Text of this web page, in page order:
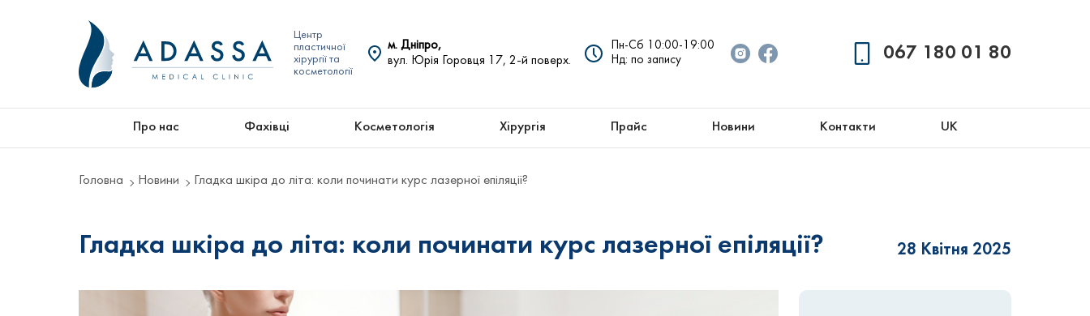
Центр
пластичної
хірургії та
косметології
м. Дніпро,
вул. Юрія Горовця 17, 2-й поверх.
Пн-Сб 10:00-19:00
Нд: по запису
067 180 01 80
Про нас Фахівці Косметологія Хірургія Прайс Новини Контакти UK
Головна Новини Гладка шкіра до літа: коли починати курс лазерної епіляції?
Гладка шкіра до літа: коли починати курс лазерної епіляції? 28 Квітня 2025